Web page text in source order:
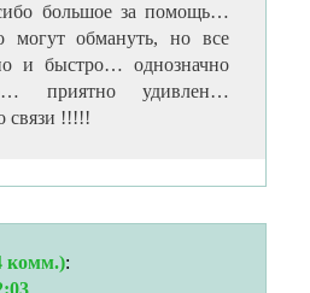
большое за помощь…
могут обмануть, но все
и быстро… однозначно
приятно удивлен…
связи !!!!!
комм.):